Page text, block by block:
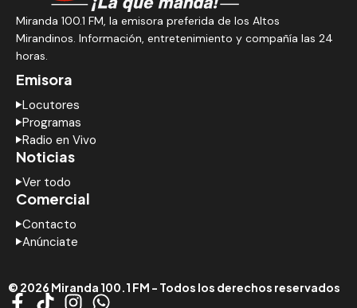
Miranda 100.1 FM, la emisora preferida de los Altos
Mirandinos. Información, entretenimiento y compañía las 24
horas.
Emisora
Locutores
Programas
Radio en Vivo
Noticias
Ver todo
Comercial
Contacto
Anúnciate
© 2026 Miranda 100.1 FM - Todos los derechos reservados